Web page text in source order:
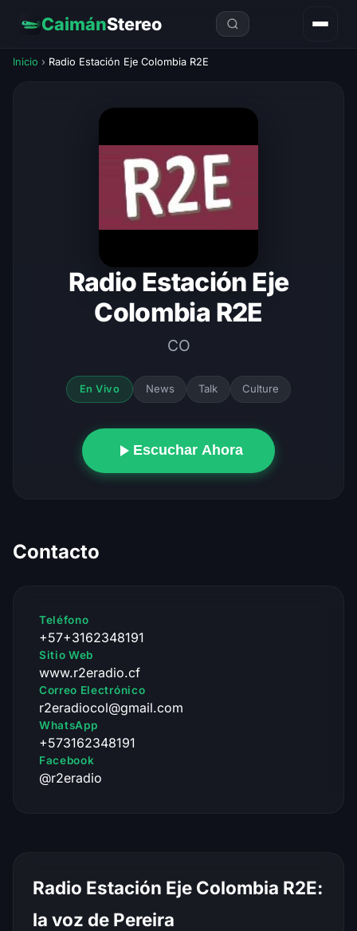
CaimánStereo
Inicio › Radio Estación Eje Colombia R2E
Radio Estación Eje
Colombia R2E
CO
En Vivo News Talk Culture
Escuchar Ahora
Contacto
Teléfono
+57+3162348191
Sitio Web
www.r2eradio.cf
Correo Electrónico
r2eradiocol@gmail.com
WhatsApp
+573162348191
Facebook
@r2eradio
Radio Estación Eje Colombia R2E:
la voz de Pereira